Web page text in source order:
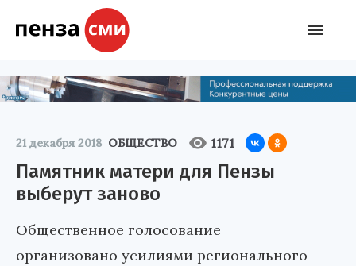
21 декабря 2018 ОБЩЕСТВО 1171
Памятник матери для Пензы
выберут заново
Общественное голосование
организовано усилиями регионального